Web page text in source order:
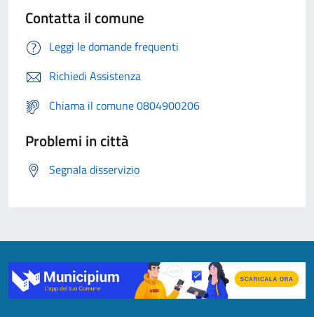
Contatta il comune
Leggi le domande frequenti
Richiedi Assistenza
Chiama il comune 0804900206
Problemi in città
Segnala disservizio